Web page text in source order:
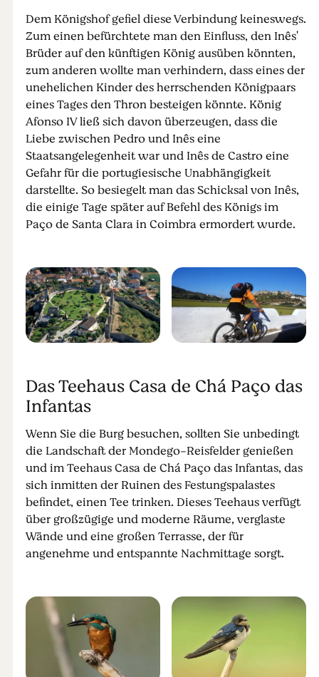
Dem Königshof gefiel diese Verbindung keineswegs.
Zum einen befürchtete man den Einfluss, den Inês'
Brüder auf den künftigen König ausüben könnten,
zum anderen wollte man verhindern, dass eines der
unehelichen Kinder des herrschenden Königpaars
eines Tages den Thron besteigen könnte. König
Afonso IV ließ sich davon überzeugen, dass die
Liebe zwischen Pedro und Inês eine
Staatsangelegenheit war und Inês de Castro eine
Gefahr für die portugiesische Unabhängigkeit
darstellte. So besiegelt man das Schicksal von Inês,
die einige Tage später auf Befehl des Königs im
Paço de Santa Clara in Coimbra ermordert wurde.
Das Teehaus Casa de Chá Paço das
Infantas
Wenn Sie die Burg besuchen, sollten Sie unbedingt
die Landschaft der Mondego-Reisfelder genießen
und im Teehaus Casa de Chá Paço das Infantas, das
sich inmitten der Ruinen des Festungspalastes
befindet, einen Tee trinken. Dieses Teehaus verfügt
über großzügige und moderne Räume, verglaste
Wände und eine großen Terrasse, der für
angenehme und entspannte Nachmittage sorgt.